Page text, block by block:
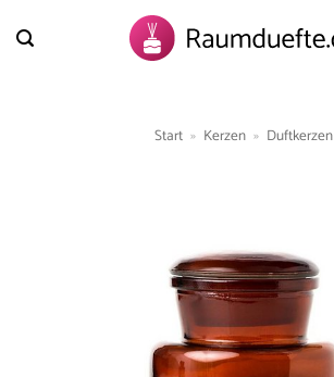
Inhalt
Start » Kerzen » Duftkerzen